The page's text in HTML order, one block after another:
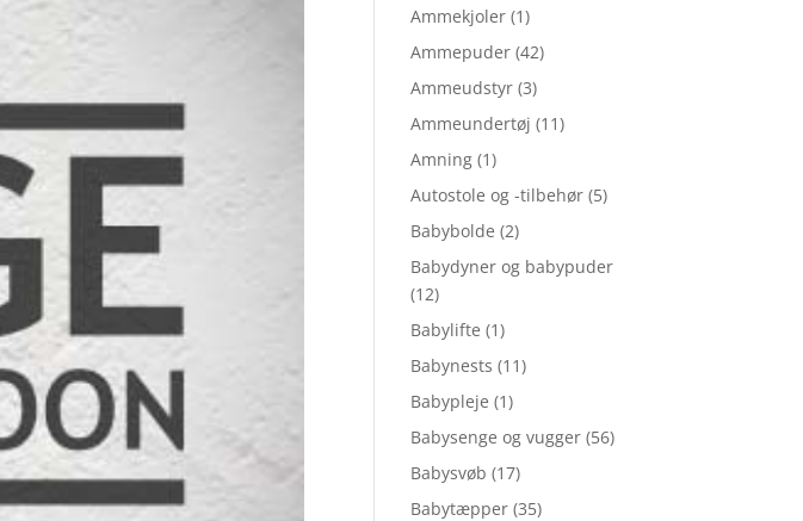
Ammekjoler (1)
Ammepuder (42)
Ammeudstyr (3)
Ammeundertøj (11)
Amning (1)
Autostole og -tilbehør (5)
Babybolde (2)
Babydyner og babypuder
(12)
Babylifte (1)
Babynests (11)
Babypleje (1)
Babysenge og vugger (56)
Babysvøb (17)
Babytæpper (35)